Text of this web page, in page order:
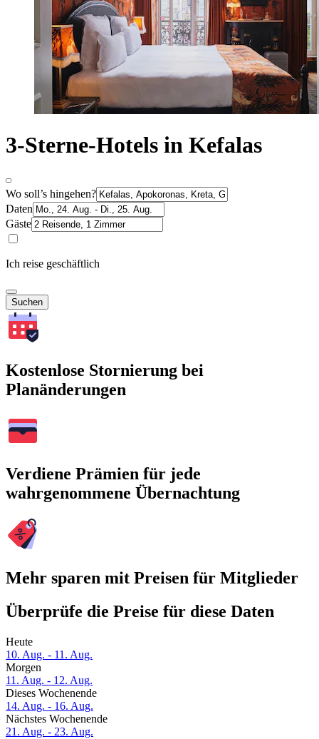
3-Sterne-Hotels in Kefalas
Wo soll’s hingehen?
Daten
Gäste
Ich reise geschäftlich
Suchen
Kostenlose Stornierung bei
Planänderungen
Verdiene Prämien für jede
wahrgenommene Übernachtung
Mehr sparen mit Preisen für Mitglieder
Überprüfe die Preise für diese Daten
Heute
10. Aug. - 11. Aug.
Morgen
11. Aug. - 12. Aug.
Dieses Wochenende
14. Aug. - 16. Aug.
Nächstes Wochenende
21. Aug. - 23. Aug.